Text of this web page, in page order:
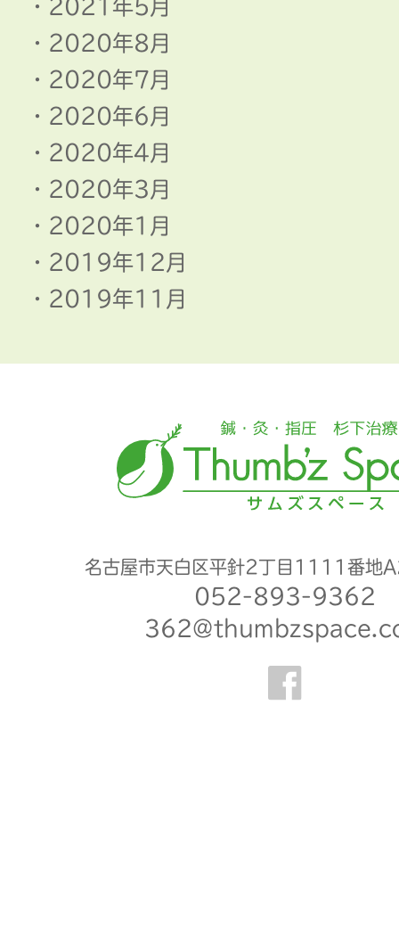
2021年5月
2020年8月
2020年7月
2020年6月
2020年4月
2020年3月
2020年1月
2019年12月
2019年11月
名古屋市天白区平針2丁目1111番地
052-893-9362